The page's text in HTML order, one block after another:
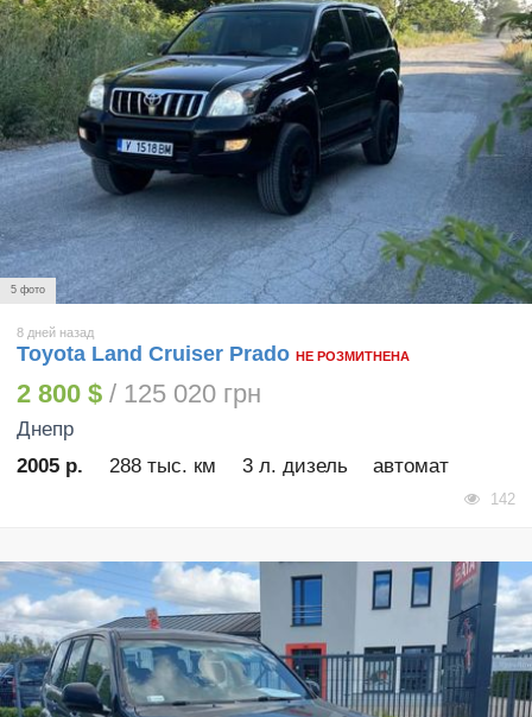
5 фото
8 дней назад
Toyota Land Cruiser Prado НЕ РОЗМИТНЕНА
2 800 $ / 125 020 грн
Днепр
2005 р.
288 тыс. км 3 л. дизель автомат
142